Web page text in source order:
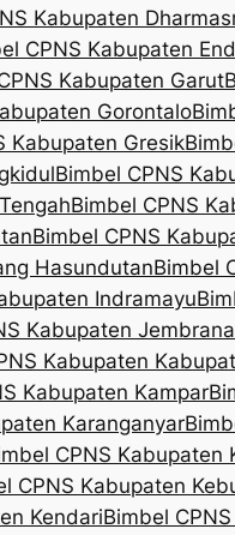
Kabupaten
CPNS Kabupaten
Kabupaten Garut
Gorontalo
Kabupaten Gresik
Bimbel CPNS
Bimbel CPNS
Bimbel CPNS
HasundutanBimbel
Indramayu
Kabupaten Jembrana
Kabupaten
Kabupaten Kampar
Karanganyar
CPNS Kabupaten
CPNS Kabupaten
KendariBimbel